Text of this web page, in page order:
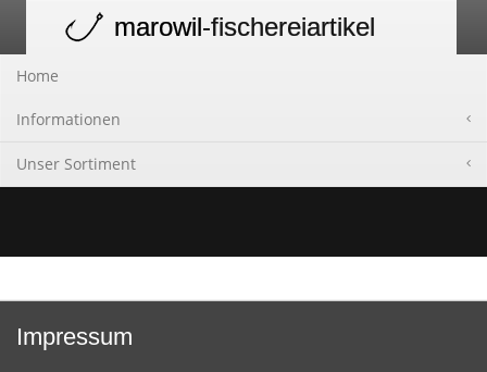
navigation
marowil-fischereiartikel
Home
Informationen
Unser Sortiment
Impressum